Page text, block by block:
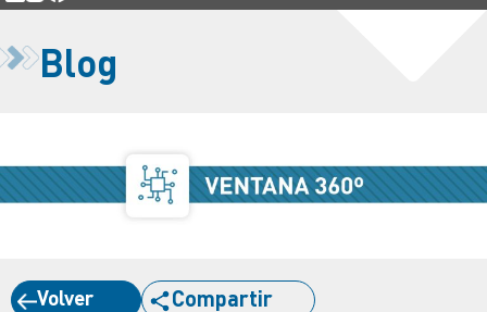
Blog
Volver Compartir